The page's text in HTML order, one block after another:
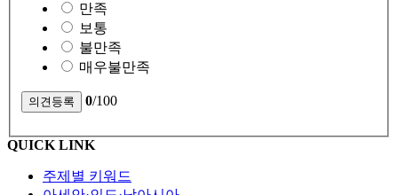
만족
보통
불만족
매우불만족
0/100
QUICK LINK
주제별 키워드